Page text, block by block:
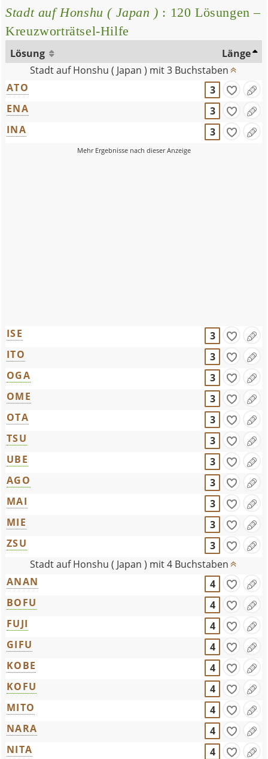
Stadt auf Honshu ( Japan ) : 120 Lösungen –
Kreuzworträtsel-Hilfe
Lösung
Länge
Stadt auf Honshu ( Japan ) mit 3 Buchstaben
ATO
3
ENA
3
INA
3
ISE
3
ITO
3
OGA
3
OME
3
OTA
3
TSU
3
UBE
3
AGO
3
MAI
3
MIE
3
ZSU
3
Stadt auf Honshu ( Japan ) mit 4 Buchstaben
ANAN
4
BOFU
4
FUJI
4
GIFU
4
KOBE
4
KOFU
4
MITO
4
NARA
4
NITA
4